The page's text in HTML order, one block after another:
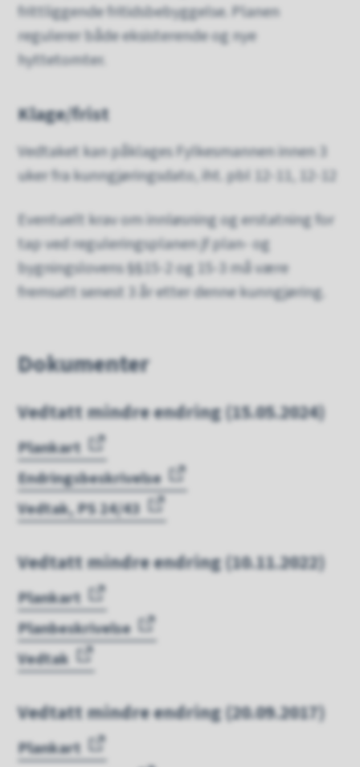
frittliggende fritidsbebyggelse. Planen
regulerer både eksisterende og nye
hyttetomter.
Klage/frist
Vedtaket kan påklages Fylkesmannen innen 3
uker fra kunngjøringsdato, iht. pbl 12-11, 12-12
Eventuelt krav om innløsning og erstatning for
tap ved reguleringsplanen jf plan- og
bygningslovens §§15-2 og 15-3 må være
fremsatt senest 3 år etter denne kunngjøring.
Dokumenter
Vedtatt mindre endring (15.05.2024)
Plankart
Endringsbeskrivelse
Vedtak, PS 24/43
Vedtatt mindre endring (10.11.2022)
Plankart
Planbeskrivelse
Vedtak
Vedtatt mindre endring (20.09.2017)
Plankart